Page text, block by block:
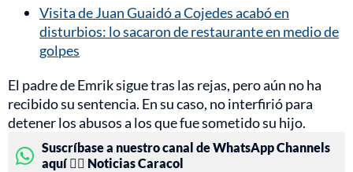
Visita de Juan Guaidó a Cojedes acabó en
disturbios: lo sacaron de restaurante en medio de
golpes
El padre de Emrik sigue tras las rejas, pero aún no ha
recibido su sentencia. En su caso, no interfirió para
detener los abusos a los que fue sometido su hijo.
Suscríbase a nuestro canal de WhatsApp Channels
aquí 👉🏻 Noticias Caracol